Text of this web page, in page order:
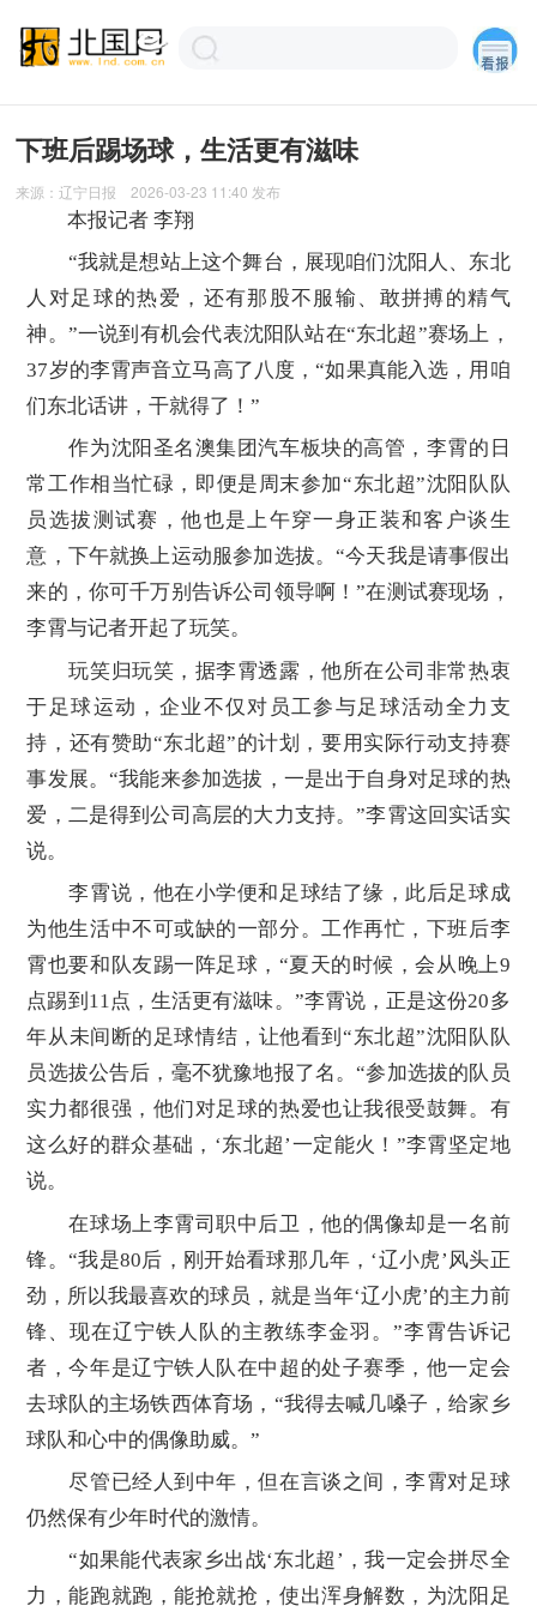
下班后踢场球，生活更有滋味
来源：辽宁日报 2026-03-23 11:40 发布
本报记者 李翔
“我就是想站上这个舞台，展现咱们沈阳人、东北
人对足球的热爱，还有那股不服输、敢拼搏的精气
神。”一说到有机会代表沈阳队站在“东北超”赛场上，
37岁的李霄声音立马高了八度，“如果真能入选，用咱
们东北话讲，干就得了！”
作为沈阳圣名澳集团汽车板块的高管，李霄的日
常工作相当忙碌，即便是周末参加“东北超”沈阳队队
员选拔测试赛，他也是上午穿一身正装和客户谈生
意，下午就换上运动服参加选拔。“今天我是请事假出
来的，你可千万别告诉公司领导啊！”在测试赛现场，
李霄与记者开起了玩笑。
玩笑归玩笑，据李霄透露，他所在公司非常热衷
于足球运动，企业不仅对员工参与足球活动全力支
持，还有赞助“东北超”的计划，要用实际行动支持赛
事发展。“我能来参加选拔，一是出于自身对足球的热
爱，二是得到公司高层的大力支持。”李霄这回实话实
说。
李霄说，他在小学便和足球结了缘，此后足球成
为他生活中不可或缺的一部分。工作再忙，下班后李
霄也要和队友踢一阵足球，“夏天的时候，会从晚上9
点踢到11点，生活更有滋味。”李霄说，正是这份20多
年从未间断的足球情结，让他看到“东北超”沈阳队队
员选拔公告后，毫不犹豫地报了名。“参加选拔的队员
实力都很强，他们对足球的热爱也让我很受鼓舞。有
这么好的群众基础，‘东北超’一定能火！”李霄坚定地
说。
在球场上李霄司职中后卫，他的偶像却是一名前
锋。“我是80后，刚开始看球那几年，‘辽小虎’风头正
劲，所以我最喜欢的球员，就是当年‘辽小虎’的主力前
锋、现在辽宁铁人队的主教练李金羽。”李霄告诉记
者，今年是辽宁铁人队在中超的处子赛季，他一定会
去球队的主场铁西体育场，“我得去喊几嗓子，给家乡
球队和心中的偶像助威。”
尽管已经人到中年，但在言谈之间，李霄对足球
仍然保有少年时代的激情。
“如果能代表家乡出战‘东北超’，我一定会拼尽全
力，能跑就跑，能抢就抢，使出浑身解数，为沈阳足